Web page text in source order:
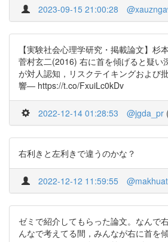
2023-09-15 21:00:28
【実験社会心理学研究・掲載論文】杉
菅村玄二(2016) 右に首を傾げると疑
が対人認知，リスクテイキングおよび
響― https://t.co/FxuiLc0kDv
2022-12-14 01:28:53 @jgda_pr (
右利きと左利きで違うのかな？
2022-12-12 11:59:55
ゼミで紹介してもらった論文。なんで
んなで考えてる間，みんなが右に首を